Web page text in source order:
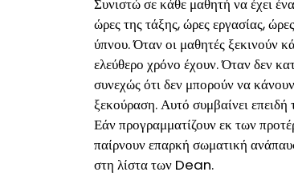
Συνιστώ σε κάθε μαθητή να έχει
ώρες της τάξης, ώρες εργασίας,
ύπνου. Όταν οι μαθητές ξεκινούν
ελεύθερο χρόνο έχουν. Όταν δεν
συνεχώς ότι δεν μπορούν να
ξεκούραση. Αυτό συμβαίνει
Εάν προγραμματίζουν εκ των
παίρνουν επαρκή σωματική
στη λίστα των Dean.